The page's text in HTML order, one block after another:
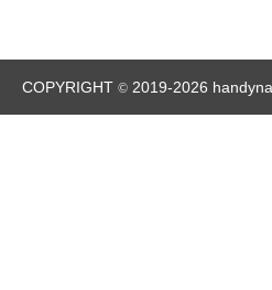
COPYRIGHT © 2019-2026